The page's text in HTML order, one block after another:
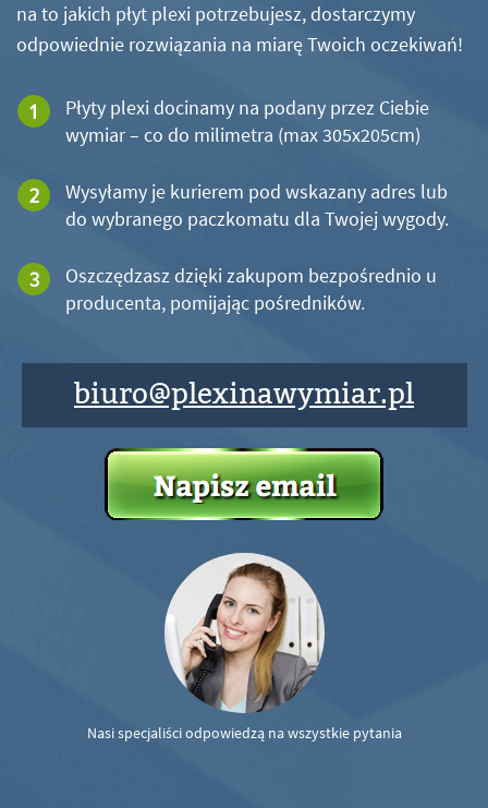
na to jakich płyt plexi potrzebujesz, dostarczymy
odpowiednie rozwiązania na miarę Twoich oczekiwań!
Płyty plexi docinamy na podany przez Ciebie
wymiar – co do milimetra (max 305x205cm)
Wysyłamy je kurierem pod wskazany adres lub
do wybranego paczkomatu dla Twojej wygody.
Oszczędzasz dzięki zakupom bezpośrednio u
producenta, pomijając pośredników.
biuro@plexinawymiar.pl
Nasi specjaliści odpowiedzą na wszystkie pytania